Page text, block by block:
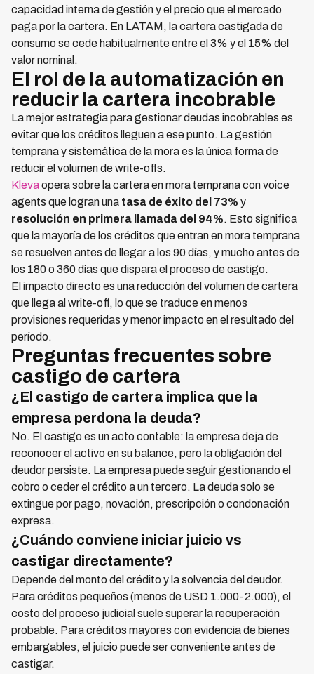
capacidad interna de gestión y el precio que el mercado
paga por la cartera. En LATAM, la cartera castigada de
consumo se cede habitualmente entre el 3% y el 15% del
valor nominal.
El rol de la automatización en
reducir la cartera incobrable
La mejor estrategia para gestionar deudas incobrables es
evitar que los créditos lleguen a ese punto. La gestión
temprana y sistemática de la mora es la única forma de
reducir el volumen de write-offs.
Klevaopera sobre la cartera en mora temprana con voice
agents que logran una tasa de éxito del 73% y
resolución en primera llamada del 94%. Esto significa
que la mayoría de los créditos que entran en mora temprana
se resuelven antes de llegar a los 90 días, y mucho antes de
los 180 o 360 días que dispara el proceso de castigo.
El impacto directo es una reducción del volumen de cartera
que llega al write-off, lo que se traduce en menos
provisiones requeridas y menor impacto en el resultado del
período.
Preguntas frecuentes sobre
castigo de cartera
¿El castigo de cartera implica que la
empresa perdona la deuda?
No. El castigo es un acto contable: la empresa deja de
reconocer el activo en su balance, pero la obligación del
deudor persiste. La empresa puede seguir gestionando el
cobro o ceder el crédito a un tercero. La deuda solo se
extingue por pago, novación, prescripción o condonación
expresa.
¿Cuándo conviene iniciar juicio vs
castigar directamente?
Depende del monto del crédito y la solvencia del deudor.
Para créditos pequeños (menos de USD 1.000-2.000), el
costo del proceso judicial suele superar la recuperación
probable. Para créditos mayores con evidencia de bienes
embargables, el juicio puede ser conveniente antes de
castigar.